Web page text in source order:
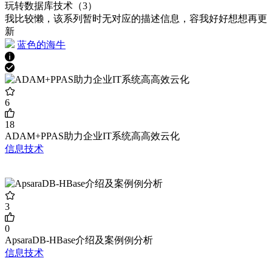
玩转数据库技术（3）
我比较懒，该系列暂时无对应的描述信息，容我好好想想再更
新
蓝色的海牛
6
18
ADAM+PPAS助⼒企业IT系统⾼高效云化
信息技术
3
0
ApsaraDB-HBase介绍及案例例分析
信息技术